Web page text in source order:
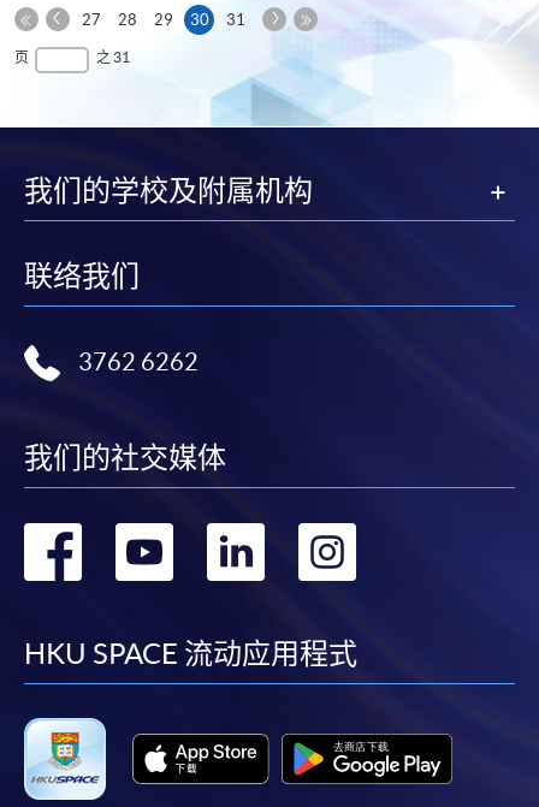
第
一
上
27 28 29 30本
31
下
最
页 之 31
我们的学校及附属机构
联络我们
3762 6262
我们的社交媒体
转
facebook
转
youtube
转
linkedin
HKU SPACE 流动应用程式